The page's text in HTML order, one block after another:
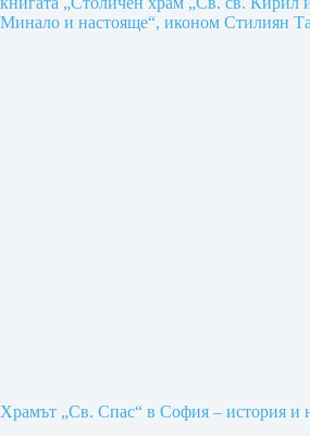
Храмът „Св. Спас“ в София – история и